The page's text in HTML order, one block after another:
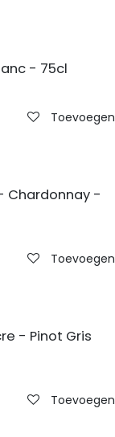
- 75cl
Chardonnay -
- Pinot Gris